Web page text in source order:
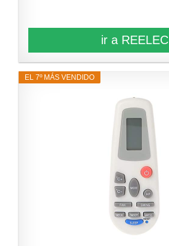
ir a REELEC
EL 7º MÁS VENDIDO